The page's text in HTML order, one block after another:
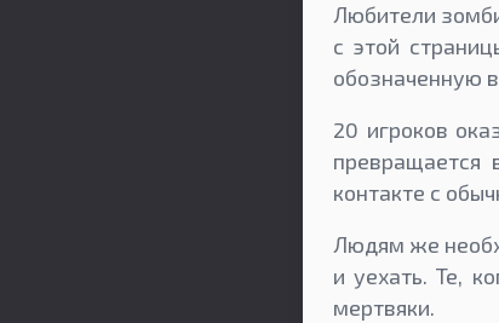
Любители
с этой
обозначенную
20 игроков
превращается
контакте с
Людям же
и уехать. Те,
мертвяки.